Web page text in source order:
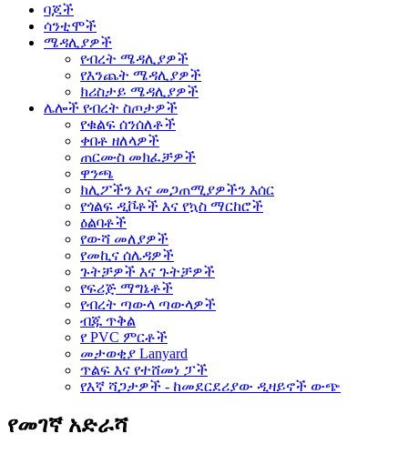
ባጆች
ሳንቲሞች
ሜዳሊያዎች
የብረት ሜዳሊያዎች
የእንጨት ሜዳሊያዎች
ክሪስታይ ሜዳሊያዎች
ሌሎች የብረት ስጦታዎች
የቁልፍ ሰንሰለቶች
ቀበቶ ዘለላዎች
ጠርሙስ መክፈቻዎች
ዋንጫ
ክሊፖችን እና መጋጠሚያዎችን እሰር
የጎልፍ ዲቮቶች እና የኳስ ማርከሮች
ዕልባቶች
የውሻ መለያዎች
የመኪና ሰሌዳዎች
ጉትቻዎች እና ጉትቻዎች
የፍሪጅ ማግኔቶች
የብረት ጣውላ ጣውላዎች
ብጁ ጥቅል
የ PVC ምርቶች
መታወቂያ Lanyard
ጥልፍ እና የተሸመነ ፓች
የእኛ ሻጋታዎች - ከመደርደሪያው ዲዛይኖች ውጭ
የመገኛ አድራሻ